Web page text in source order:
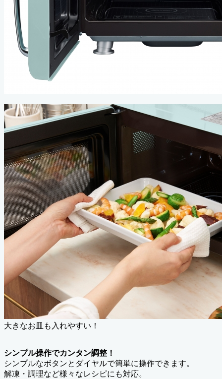
大きなお皿も入れやすい！
シンプル操作でカンタン調整！
シンプルなボタンとダイヤルで簡単に操作できます。
解凍・調理など様々なレシピにも対応。